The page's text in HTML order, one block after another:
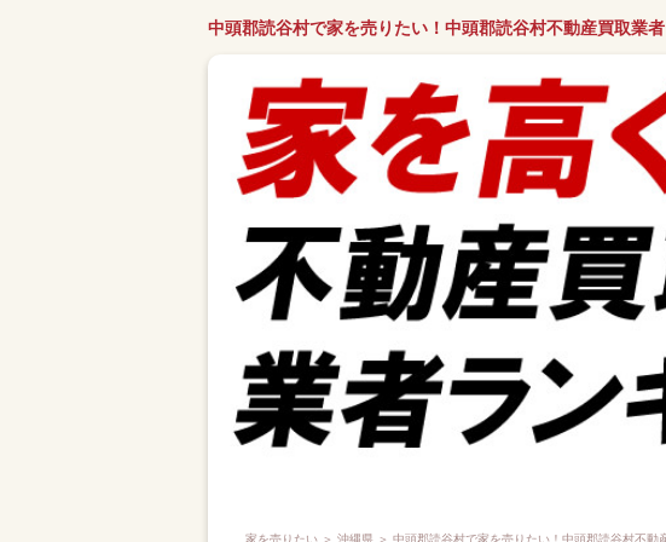
中頭郡読谷村で家を売りたい！中頭郡読谷村不動産買取業者
家を売りたい ＞ 沖縄県 ＞ 中頭郡読谷村で家を売りたい！中頭郡読谷村不動